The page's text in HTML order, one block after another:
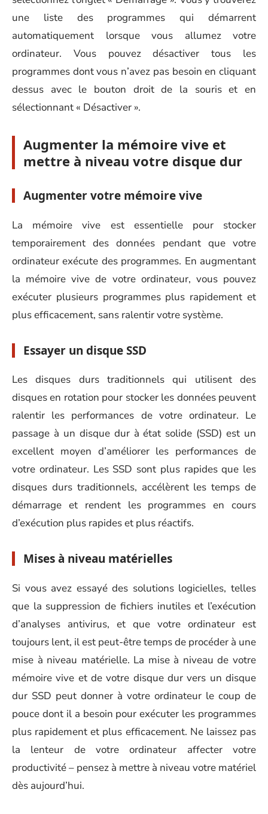
une liste des programmes qui démarrent
automatiquement lorsque vous allumez votre
ordinateur. Vous pouvez désactiver tous les
programmes dont vous n’avez pas besoin en cliquant
dessus avec le bouton droit de la souris et en
sélectionnant « Désactiver ».
Augmenter la mémoire vive et
mettre à niveau votre disque dur
Augmenter votre mémoire vive
La mémoire vive est essentielle pour stocker
temporairement des données pendant que votre
ordinateur exécute des programmes. En augmentant
la mémoire vive de votre ordinateur, vous pouvez
exécuter plusieurs programmes plus rapidement et
plus efficacement, sans ralentir votre système.
Essayer un disque SSD
Les disques durs traditionnels qui utilisent des
disques en rotation pour stocker les données peuvent
ralentir les performances de votre ordinateur. Le
passage à un disque dur à état solide (SSD) est un
excellent moyen d’améliorer les performances de
votre ordinateur. Les SSD sont plus rapides que les
disques durs traditionnels, accélèrent les temps de
démarrage et rendent les programmes en cours
d’exécution plus rapides et plus réactifs.
Mises à niveau matérielles
Si vous avez essayé des solutions logicielles, telles
que la suppression de fichiers inutiles et l’exécution
d’analyses antivirus, et que votre ordinateur est
toujours lent, il est peut-être temps de procéder à une
mise à niveau matérielle. La mise à niveau de votre
mémoire vive et de votre disque dur vers un disque
dur SSD peut donner à votre ordinateur le coup de
pouce dont il a besoin pour exécuter les programmes
plus rapidement et plus efficacement. Ne laissez pas
la lenteur de votre ordinateur affecter votre
productivité – pensez à mettre à niveau votre matériel
dès aujourd’hui.